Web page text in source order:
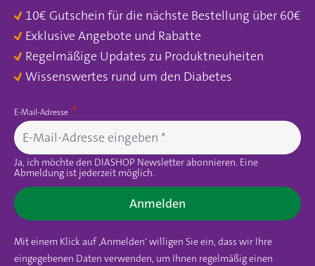
10€ Gutschein für die nächste Bestellung über 60€
Exklusive Angebote und Rabatte
Regelmäßige Updates zu Produktneuheiten
Wissenswertes rund um den Diabetes
E-Mail-Adresse
Ja, ich möchte den DIASHOP Newsletter abonnieren. Eine
Abmeldung ist jederzeit möglich.
Anmelden
Mit einem Klick auf ‚Anmelden‘ willigen Sie ein, dass wir Ihre
eingegebenen Daten verwenden, um Ihnen regelmäßig einen